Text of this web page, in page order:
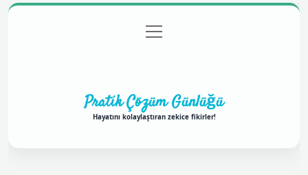
Gizlilik Politikası
menüyü
aç
Pratik Çözüm Günlüğü
Hayatını kolaylaştıran zekice fikirler!